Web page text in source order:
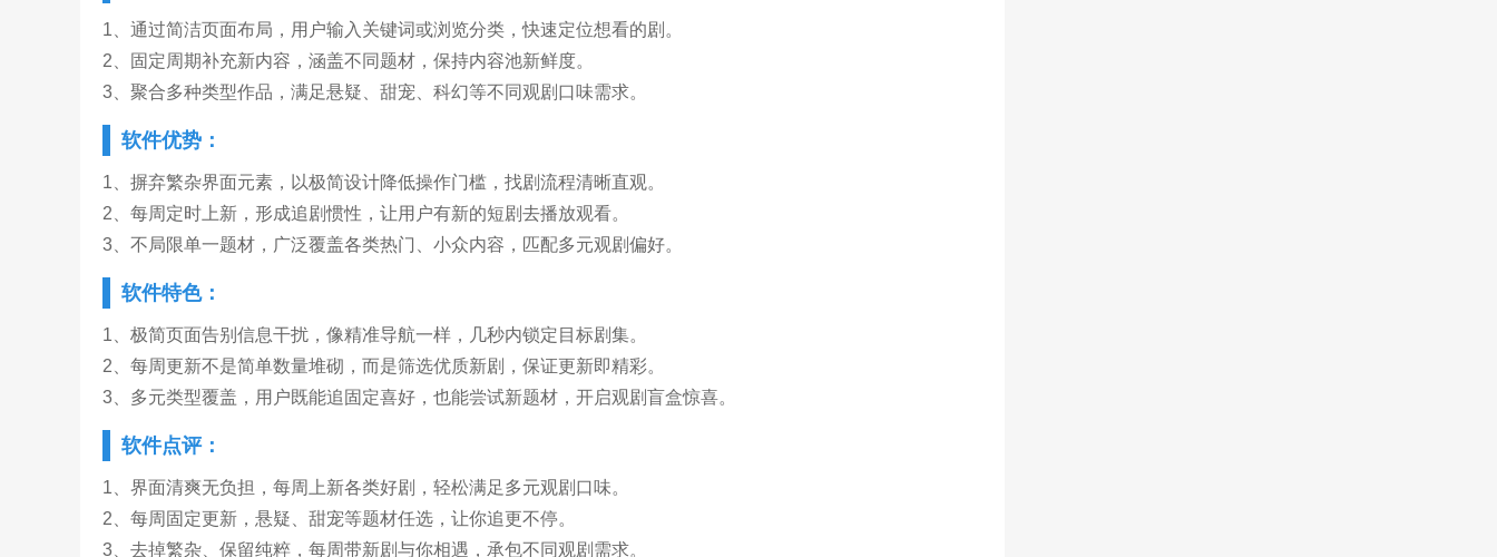
1、通过简洁页面布局，用户输入关键词或浏览分类，快速定位想看的剧。
2、固定周期补充新内容，涵盖不同题材，保持内容池新鲜度。
3、聚合多种类型作品，满足悬疑、甜宠、科幻等不同观剧口味需求。
软件优势：
1、摒弃繁杂界面元素，以极简设计降低操作门槛，找剧流程清晰直观。
2、每周定时上新，形成追剧惯性，让用户有新的短剧去播放观看。
3、不局限单一题材，广泛覆盖各类热门、小众内容，匹配多元观剧偏好。
软件特色：
1、极简页面告别信息干扰，像精准导航一样，几秒内锁定目标剧集。
2、每周更新不是简单数量堆砌，而是筛选优质新剧，保证更新即精彩。
3、多元类型覆盖，用户既能追固定喜好，也能尝试新题材，开启观剧盲盒惊喜。
软件点评：
1、界面清爽无负担，每周上新各类好剧，轻松满足多元观剧口味。
2、每周固定更新，悬疑、甜宠等题材任选，让你追更不停。
3、去掉繁杂、保留纯粹，每周带新剧与你相遇，承包不同观剧需求。